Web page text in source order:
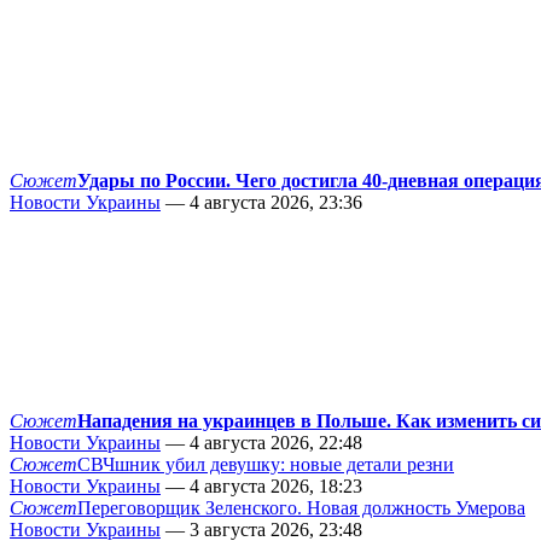
СюжетУдары по России. Чего достигла 40-дневная
Новости Украины — 4 августа 2026, 23:36
СюжетНападения на украинцев в Польше. Как изменить
Новости Украины — 4 августа 2026, 22:48
СюжетСВЧшник убил девушку: новые детали резни
Новости Украины — 4 августа 2026, 18:23
СюжетПереговорщик Зеленского. Новая должность Умерова
Новости Украины — 3 августа 2026, 23:48